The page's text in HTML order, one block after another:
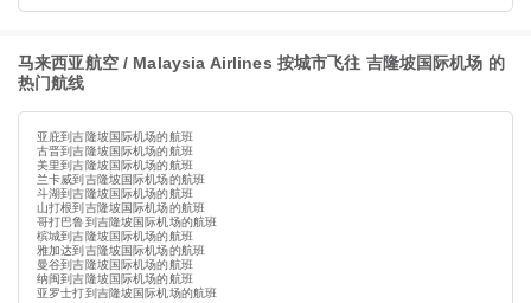
马来西亚航空 / Malaysia Airlines 按城市飞往 吉隆坡国际机场 的
热门航线
亚庇到吉隆坡国际机场的航班
古晋到吉隆坡国际机场的航班
美里到吉隆坡国际机场的航班
兰卡威到吉隆坡国际机场的航班
斗湖到吉隆坡国际机场的航班
山打根到吉隆坡国际机场的航班
哥打巴鲁到吉隆坡国际机场的航班
槟城到吉隆坡国际机场的航班
雅加达到吉隆坡国际机场的航班
曼谷到吉隆坡国际机场的航班
纳闽到吉隆坡国际机场的航班
亚罗士打到吉隆坡国际机场的航班